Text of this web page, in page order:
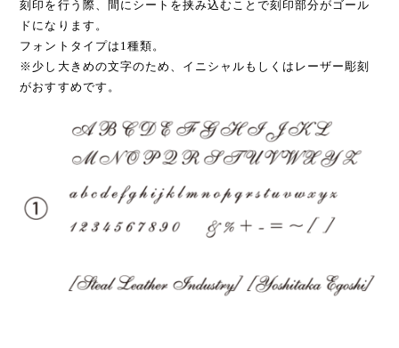
刻印を行う際、間にシートを挟み込むことで刻印部分がゴール
ドになります。
フォントタイプは1種類。
※少し大きめの文字のため、イニシャルもしくはレーザー彫刻
がおすすめです。